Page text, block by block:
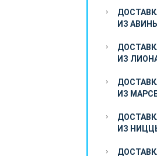
ИЗ
ИЗ
ИЗ
ИЗ